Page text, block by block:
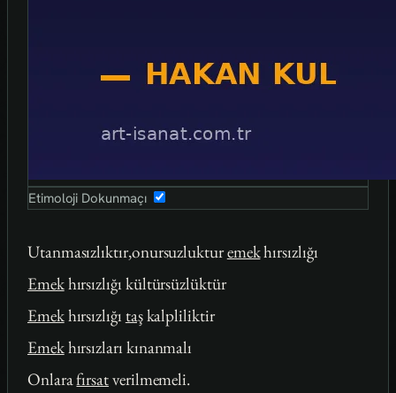
Etimoloji Dokunmaçı
Utanmasızlıktır,onursuzlukturemekhırsızlığı
Emekhırsızlığı kültürsüzlüktür
Emekhırsızlığı taşkalpliliktir
Emekhırsızları kınanmalı
Onlarafırsatverilmemeli.